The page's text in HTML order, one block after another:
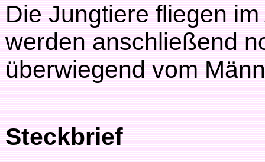
Die Jungtiere fliegen
werden anschließend
überwiegend vom
Steckbrief